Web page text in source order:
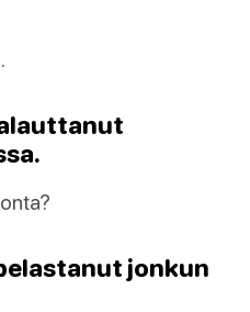
jonkun